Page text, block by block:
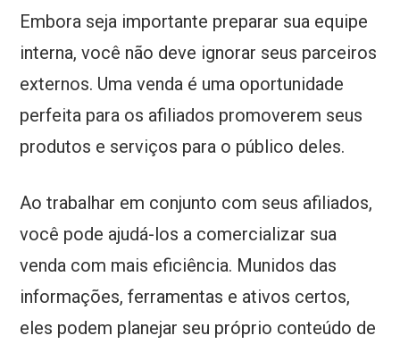
Embora seja importante preparar sua equipe
interna, você não deve ignorar seus parceiros
externos. Uma venda é uma oportunidade
perfeita para os afiliados promoverem seus
produtos e serviços para o público deles.
Ao trabalhar em conjunto com seus afiliados,
você pode ajudá-los a comercializar sua
venda com mais eficiência. Munidos das
informações, ferramentas e ativos certos,
eles podem planejar seu próprio conteúdo de